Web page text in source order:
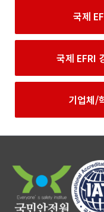
국제
국제 EFRI
기업체/